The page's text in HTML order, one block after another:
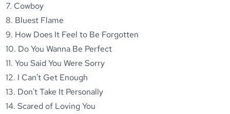
7. Cowboy
8. Bluest Flame
9. How Does It Feel to Be Forgotten
10. Do You Wanna Be Perfect
11. You Said You Were Sorry
12. I Can't Get Enough
13. Don't Take It Personally
14. Scared of Loving You